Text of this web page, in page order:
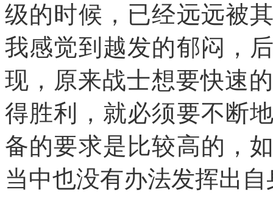
级的时候，已经远远被
我感觉到越发的郁闷，
现，原来战士想要快速
得胜利，就必须要不断
备的要求是比较高的，
当中也没有办法发挥出